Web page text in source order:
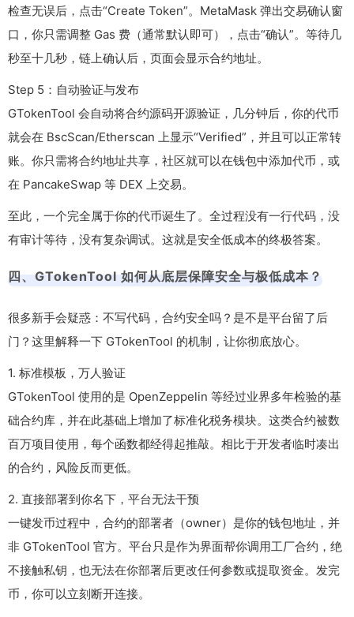
检查无误后，点击“Create Token”。MetaMask 弹出交易确认窗
口，你只需调整 Gas 费（通常默认即可），点击“确认”。等待几
秒至十几秒，链上确认后，页面会显示合约地址。
Step 5：自动验证与发布
GTokenTool 会自动将合约源码开源验证，几分钟后，你的代币
就会在 BscScan/Etherscan 上显示“Verified”，并且可以正常转
账。你只需将合约地址共享，社区就可以在钱包中添加代币，或
在 PancakeSwap 等 DEX 上交易。
至此，一个完全属于你的代币诞生了。全过程没有一行代码，没
有审计等待，没有复杂调试。这就是安全低成本的终极答案。
四、GTokenTool 如何从底层保障安全与极低成本？
很多新手会疑惑：不写代码，合约安全吗？是不是平台留了后
门？这里解释一下 GTokenTool 的机制，让你彻底放心。
1. 标准模板，万人验证
GTokenTool 使用的是 OpenZeppelin 等经过业界多年检验的基
础合约库，并在此基础上增加了标准化税务模块。这类合约被数
百万项目使用，每个函数都经得起推敲。相比于开发者临时凑出
的合约，风险反而更低。
2. 直接部署到你名下，平台无法干预
一键发币过程中，合约的部署者（owner）是你的钱包地址，并
非 GTokenTool 官方。平台只是作为界面帮你调用工厂合约，绝
不接触私钥，也无法在你部署后更改任何参数或提取资金。发完
币，你可以立刻断开连接。